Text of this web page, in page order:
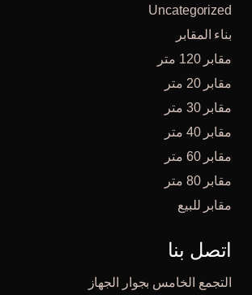
Uncategorized
بناء المقابر
مقابر 120 متر
مقابر 20 متر
مقابر 30 متر
مقابر 40 متر
مقابر 60 متر
مقابر 80 متر
مقابر للبيع
اتصل بنا
التجمع الخامس بجوار الجهاز